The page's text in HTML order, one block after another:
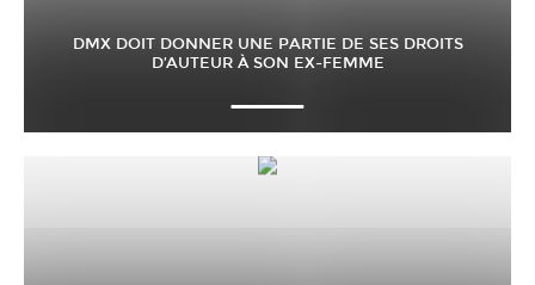
DMX DOIT DONNER UNE PARTIE DE SES DROITS
D’AUTEUR À SON EX-FEMME